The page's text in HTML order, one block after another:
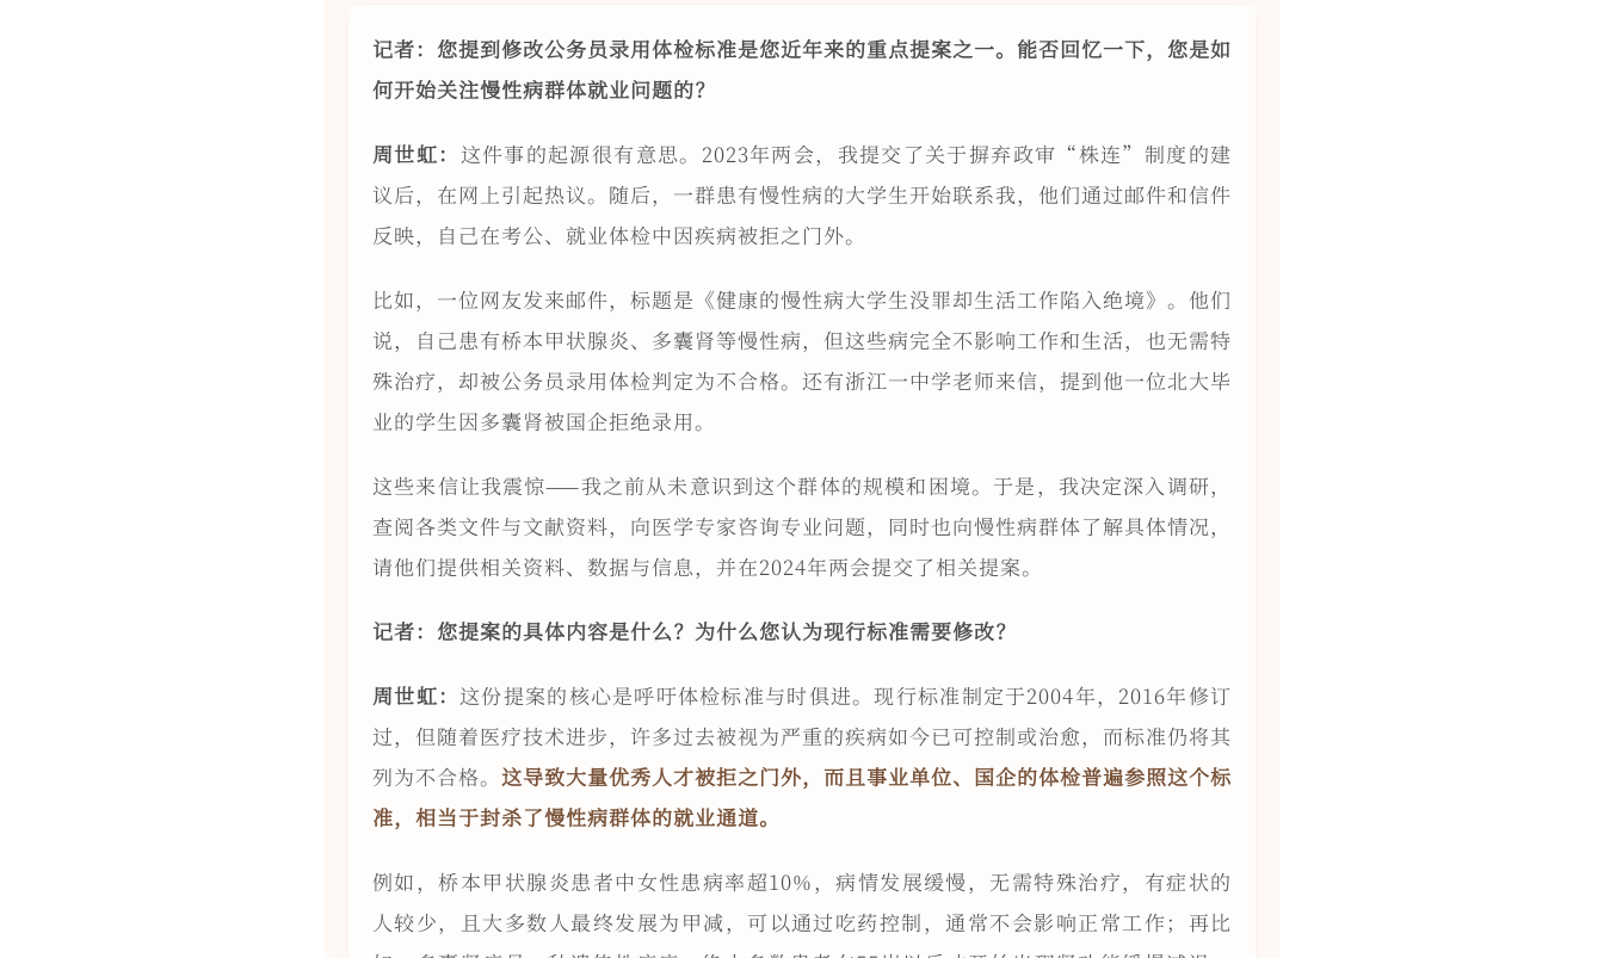
记者：您提到修改公务员录用体检标准是您近年来的重点提案之一。能否回忆一下，您是如
何开始关注慢性病群体就业问题的？
周世虹： 这件事的起源很有意思。2023年两会，我提交了关于摒弃政审“株连”制度的建
议后，在网上引起热议。随后，一群患有慢性病的大学生开始联系我，他们通过邮件和信件
反映，自己在考公、就业体检中因疾病被拒之门外。
比如，一位网友发来邮件，标题是《健康的慢性病大学生没罪却生活工作陷入绝境》。他们
说，自己患有桥本甲状腺炎、多囊肾等慢性病，但这些病完全不影响工作和生活，也无需特
殊治疗，却被公务员录用体检判定为不合格。还有浙江一中学老师来信，提到他一位北大毕
业的学生因多囊肾被国企拒绝录用。
这些来信让我震惊——我之前从未意识到这个群体的规模和困境。于是，我决定深入调研，
查阅各类文件与文献资料，向医学专家咨询专业问题，同时也向慢性病群体了解具体情况，
请他们提供相关资料、数据与信息，并在2024年两会提交了相关提案。
记者：您提案的具体内容是什么？为什么您认为现行标准需要修改？
周世虹： 这份提案的核心是呼吁体检标准与时俱进。现行标准制定于2004年，2016年修订
过，但随着医疗技术进步，许多过去被视为严重的疾病如今已可控制或治愈，而标准仍将其
列为不合格。 这导致大量优秀人才被拒之门外，而且事业单位、国企的体检普遍参照这个标
准，相当于封杀了慢性病群体的就业通道。
例如，桥本甲状腺炎患者中女性患病率超10%，病情发展缓慢，无需特殊治疗，有症状的
人较少，且大多数人最终发展为甲减，可以通过吃药控制，通常不会影响正常工作；再比